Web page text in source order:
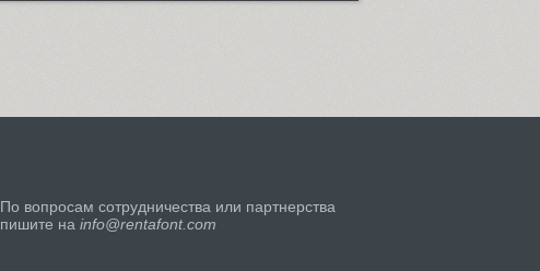
По вопросам сотрудничества или партнерства
пишите на info@rentafont.com